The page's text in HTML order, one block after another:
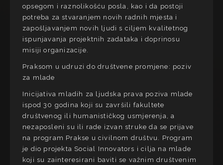
opsegom i raznolikošću posla, kao i da postoji
potreba za stvaranjem novih radnih mjesta i
zapošljavanjem novih ljudi s ciljem kvalitetnog
ispunjavanja projektnih zadataka i doprinosu
misiji organizacije.
Praksom u udruzi do društvene promjene: poziv
za mlade
Inicijativa mladih za ljudska prava poziva mlade
ispod 30 godina koji su završili fakultete
društvenog ili humanističkog usmjerenja, a
nezaposleni su ili rade izvan struke da se prijave
na program Prakse u civilnom društvu. Program
je dio projekta Social Innovators i cilja na mlade
koji su zainteresirani baviti se važnim društvenim